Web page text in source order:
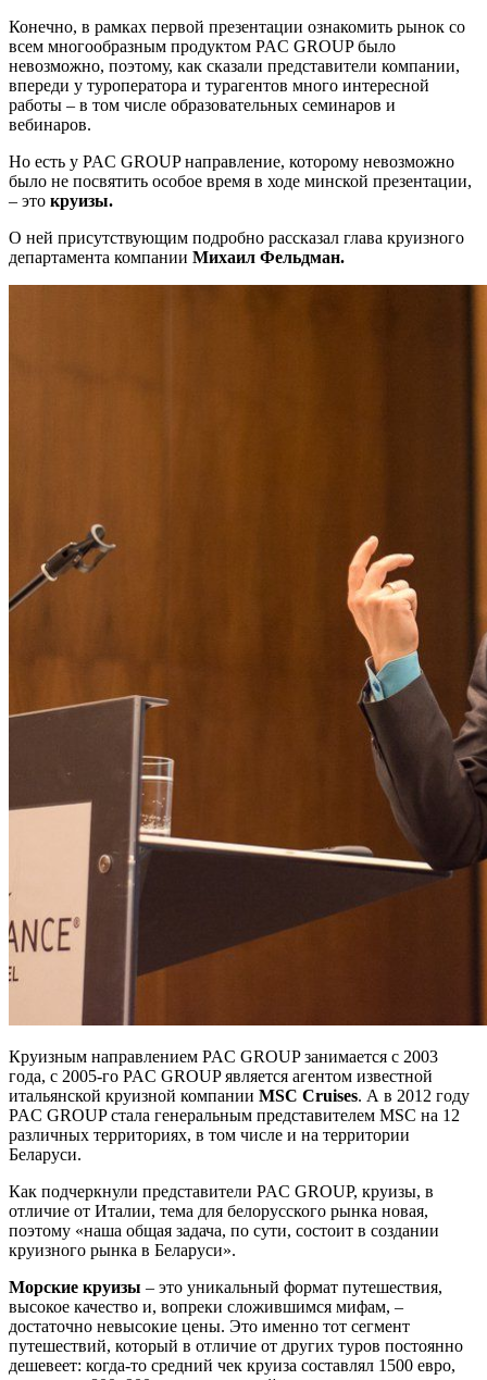
Конечно, в рамках первой презентации ознакомить рынок со
всем многообразным продуктом PAC GROUP было
невозможно, поэтому, как сказали представители компании,
впереди у туроператора и турагентов много интересной
работы – в том числе образовательных семинаров и
вебинаров.
Но есть у PAC GROUP направление, которому невозможно
было не посвятить особое время в ходе минской презентации,
– это круизы.
О ней присутствующим подробно рассказал глава круизного
департамента компании Михаил Фельдман.
Круизным направлением PAC GROUP занимается с 2003
года, с 2005-го PAC GROUP является агентом известной
итальянской круизной компании MSC Cruises. А в 2012 году
PAC GROUP стала генеральным представителем MSC на 12
различных территориях, в том числе и на территории
Беларуси.
Как подчеркнули представители PAC GROUP, круизы, в
отличие от Италии, тема для белорусского рынка новая,
поэтому «наша общая задача, по сути, состоит в создании
круизного рынка в Беларуси».
Морские круизы – это уникальный формат путешествия,
высокое качество и, вопреки сложившимся мифам, –
достаточно невысокие цены. Это именно тот сегмент
путешествий, который в отличие от других туров постоянно
дешевеет: когда-то средний чек круиза составлял 1500 евро,